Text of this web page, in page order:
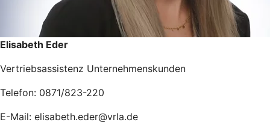
Elisabeth Eder
Vertriebsassistenz Unternehmenskunden
Telefon: 0871/823-220
E-Mail: elisabeth.eder@vrla.de